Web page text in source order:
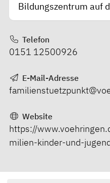
Bildungszentrum auf
Telefon
0151 12500926
E-Mail-Adresse
Website
https://
milien-kinder-und-